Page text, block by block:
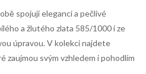
spojují eleganci a pečlivé
a žlutého zlata 585/1000 i ze
úpravou. V kolekci najdete
zaujmou svým vzhledem i pohodlím